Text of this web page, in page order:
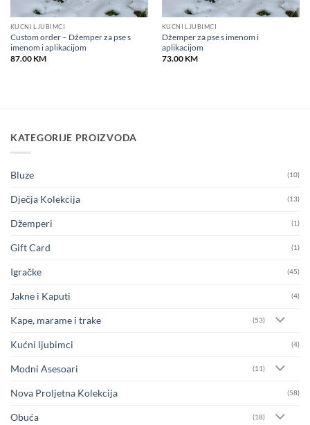
KUĆNI LJUBIMCI
Custom order – Džemper za pse s
imenom i aplikacijom
87.00 KM
KUĆNI LJUBIMCI
Džemper za pse s imenom i
aplikacijom
73.00 KM
KATEGORIJE PROIZVODA
Bluze (10)
Dječja Kolekcija (13)
Džemperi (1)
Gift Card (1)
Igračke (45)
Jakne i Kaputi (4)
Kape, marame i trake (53)
Kućni ljubimci (4)
Modni Asesoari (11)
Nova Proljetna Kolekcija (58)
Obuća (18)